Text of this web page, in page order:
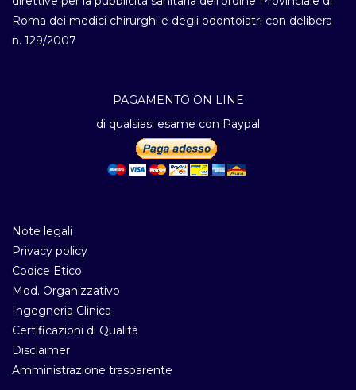
Roma dei medici chirurghi e degli odontoiatri con delibera
n. 129/2007
PAGAMENTO ON LINE
di qualsiasi esame con Paypal
Note legali
Privacy policy
Codice Etico
Mod. Organizzativo
Ingegneria Clinica
Certificazioni di Qualità
Disclaimer
Amministrazione trasparente